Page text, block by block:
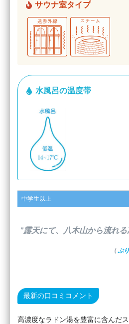
サウナ室タイプ
水風呂の温度帯
中学生以上
”露天にて、八木山から流れ
( ぷ
最新の口コミコメント
高濃度なラドン湯を豊富に含んだ